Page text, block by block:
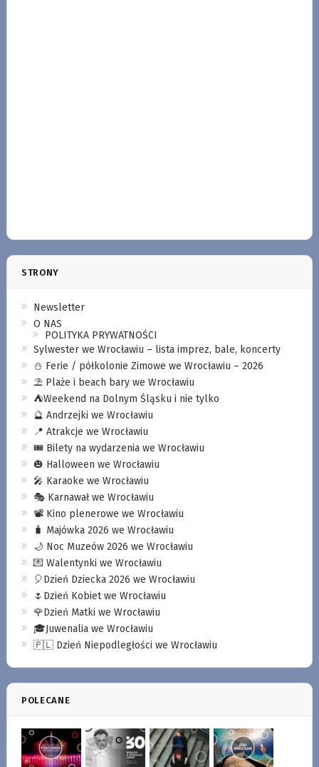
STRONY
Newsletter
O NAS
POLITYKA PRYWATNOŚCI
Sylwester we Wrocławiu – lista imprez, bale, koncerty
⛄️ Ferie / półkolonie Zimowe we Wrocławiu – 2026
⛱️ Plaże i beach bary we Wrocławiu
⛺️Weekend na Dolnym Śląsku i nie tylko
🔮 Andrzejki we Wrocławiu
📍 Atrakcje we Wrocławiu
🎟️ Bilety na wydarzenia we Wrocławiu
🎃 Halloween we Wrocławiu
🎤 Karaoke we Wrocławiu
🎭 Karnawał we Wrocławiu
📽️ Kino plenerowe we Wrocławiu
🧳 Majówka 2026 we Wrocławiu
🌙 Noc Muzeów 2026 we Wrocławiu
💌 Walentynki we Wrocławiu
🎈Dzień Dziecka 2026 we Wrocławiu
🌷Dzień Kobiet we Wrocławiu
🌹Dzień Matki we Wrocławiu
🎓Juwenalia we Wrocławiu
🇵🇱 Dzień Niepodległości we Wrocławiu
POLECANE